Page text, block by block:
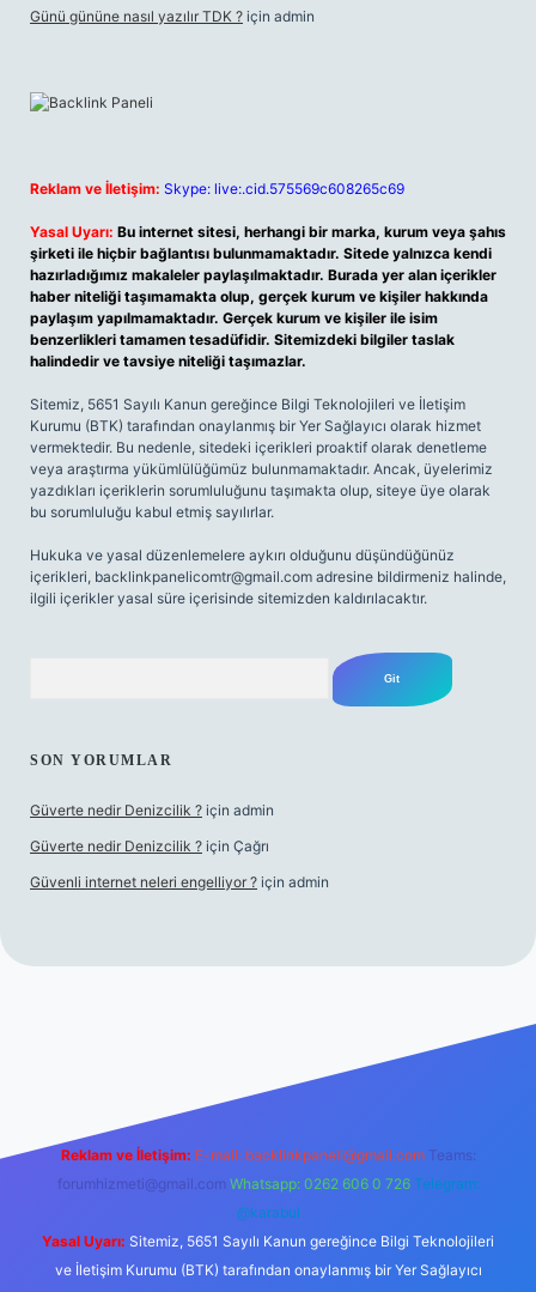
Günü gününe nasıl yazılır TDK ? için admin
Reklam ve İletişim: Skype: live:.cid.575569c608265c69
Yasal Uyarı: Bu internet sitesi, herhangi bir marka, kurum veya şahıs
şirketi ile hiçbir bağlantısı bulunmamaktadır. Sitede yalnızca kendi
hazırladığımız makaleler paylaşılmaktadır. Burada yer alan içerikler
haber niteliği taşımamakta olup, gerçek kurum ve kişiler hakkında
paylaşım yapılmamaktadır. Gerçek kurum ve kişiler ile isim
benzerlikleri tamamen tesadüfidir. Sitemizdeki bilgiler taslak
halindedir ve tavsiye niteliği taşımazlar.
Sitemiz, 5651 Sayılı Kanun gereğince Bilgi Teknolojileri ve İletişim
Kurumu (BTK) tarafından onaylanmış bir Yer Sağlayıcı olarak hizmet
vermektedir. Bu nedenle, sitedeki içerikleri proaktif olarak denetleme
veya araştırma yükümlülüğümüz bulunmamaktadır. Ancak, üyelerimiz
yazdıkları içeriklerin sorumluluğunu taşımakta olup, siteye üye olarak
bu sorumluluğu kabul etmiş sayılırlar.
Hukuka ve yasal düzenlemelere aykırı olduğunu düşündüğünüz
içerikleri, backlinkpanelicomtr@gmail.com adresine bildirmeniz halinde,
ilgili içerikler yasal süre içerisinde sitemizden kaldırılacaktır.
SON YORUMLAR
Güverte nedir Denizcilik ? için admin
Güverte nedir Denizcilik ? için Çağrı
Güvenli internet neleri engelliyor ? için admin
Reklam ve İletişim: E-mail: backlinkpaneli@gmail.com Teams:
forumhizmeti@gmail.com Whatsapp: 0262 606 0 726 Telegram:
@karabul
Yasal Uyarı: Sitemiz, 5651 Sayılı Kanun gereğince Bilgi Teknolojileri
ve İletişim Kurumu (BTK) tarafından onaylanmış bir Yer Sağlayıcı